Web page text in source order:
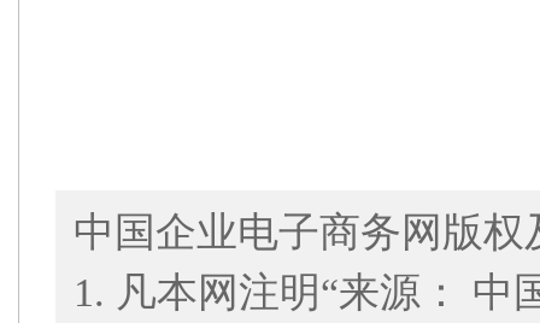
中国企业电子商务网版权
1. 凡本网注明“来源： 中